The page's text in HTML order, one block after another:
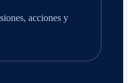
acciones y